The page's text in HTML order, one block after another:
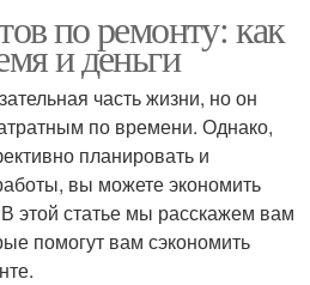
по ремонту: как
и деньги
часть жизни, но он
по времени. Однако,
планировать и
вы можете экономить
этой статье мы расскажем вам
помогут вам сэкономить